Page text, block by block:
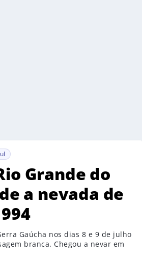
Grande do
a nevada de
Gaúcha nos dias 8 e 9 de julho
branca. Chegou a nevar em